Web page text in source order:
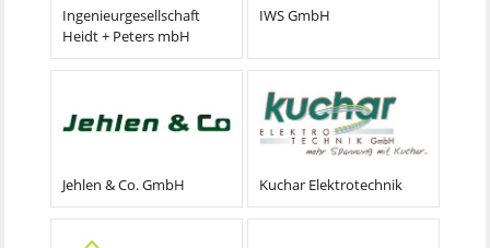
Ingenieurgesellschaft
Heidt + Peters mbH
IWS GmbH
Jehlen & Co. GmbH Kuchar Elektrotechnik